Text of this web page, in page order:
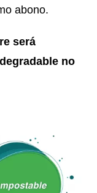
abono.
será
no